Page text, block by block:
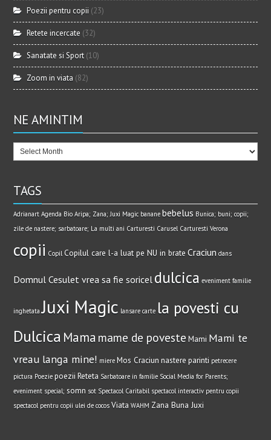
Poezii pentru copii (23)
Retete incercate (32)
Sanatate si Sport (10)
Zoom in viata (82)
NE AMINTIM
TAGS
Adrianart Agenda Bio Aripa; Zana; Juxi Magic banane bebelus Bunica; buni; copii;
zile de nastere; sarbatoare; La multi ani Carturesti Carusel Carturesti Verona
copii Copil Copilul care l-a luat pe NU in brate Craciun dans
Domnul Cesulet vrea sa fie soricel dulcica eveniment familie
inghetata Juxi Magic lansare carte la povesti cu
Dulcica Mama mame de poveste Mami Mami te
vreau langa mine! miere Mos Craciun nastere parinti petrecere
pictura Poezie poezii Reteta Sarbatoare in familie Social Media for Parents;
eveniment special; somn sot Spectacol Caritabil spectacol interactiv pentru copii
spectacol pentru copii ulei de cocos Viata WAHM Zana Buna Juxi